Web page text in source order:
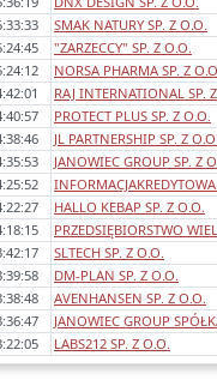
SMAK NATURY SP. Z O.O.
"ZARZECCY" SP. Z O.O.
NORSA PHARMA SP. Z O.O.
RAJ INTERNATIONAL SP.
PROTECT PLUS SP. Z O.O.
JL PARTNERSHIP SP. Z O.O.
JANOWIEC GROUP SP. Z
HALLO KEBAP SP. Z O.O.
PRZEDSIĘBIORSTWO
SLTECH SP. Z O.O.
DM-PLAN SP. Z O.O.
AVENHANSEN SP. Z O.O.
JANOWIEC GROUP
LABS212 SP. Z O.O.